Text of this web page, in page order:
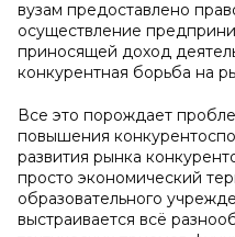
вузам предоставлено
осуществление
приносящей доход
конкурентная борьба на
Все это порождает
повышения
развития рынка
просто экономический
образовательного
выстраивается всё